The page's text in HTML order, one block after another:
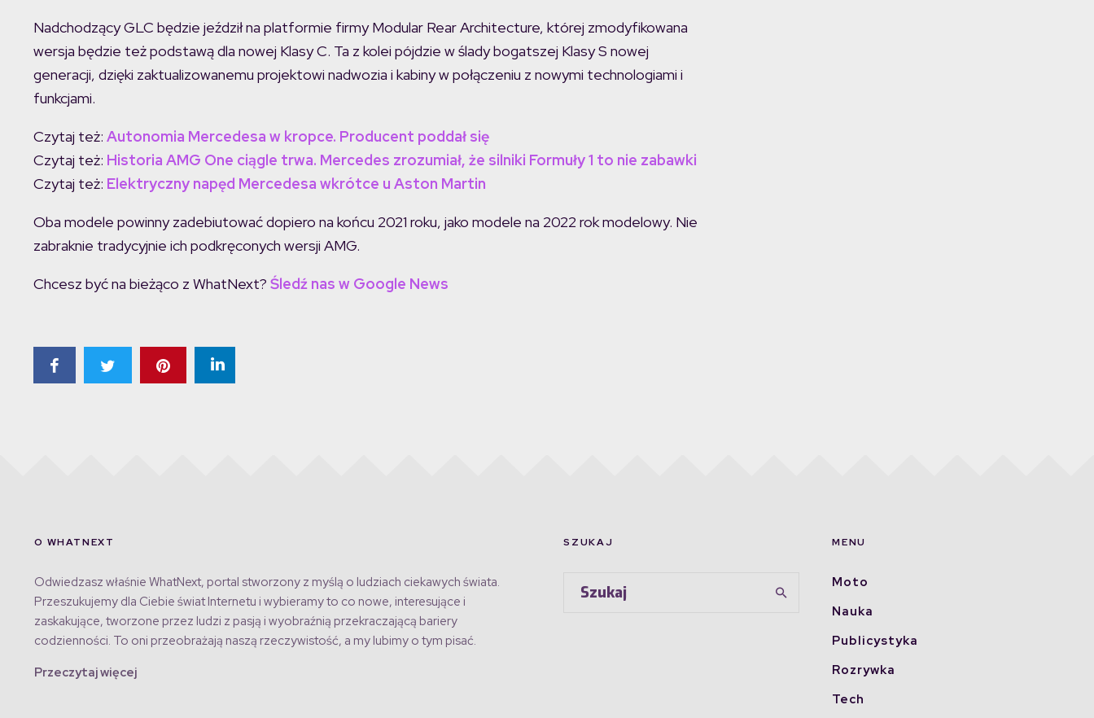
Nadchodzący GLC będzie jeździł na platformie firmy Modular Rear Architecture, której zmodyfikowana
wersja będzie też podstawą dla nowej Klasy C. Ta z kolei pójdzie w ślady bogatszej Klasy S nowej
generacji, dzięki zaktualizowanemu projektowi nadwozia i kabiny w połączeniu z nowymi technologiami i
funkcjami.
Czytaj też: Autonomia Mercedesa w kropce. Producent poddał się
Czytaj też: Historia AMG One ciągle trwa. Mercedes zrozumiał, że silniki Formuły 1 to nie zabawki
Czytaj też: Elektryczny napęd Mercedesa wkrótce u Aston Martin
Oba modele powinny zadebiutować dopiero na końcu 2021 roku, jako modele na 2022 rok modelowy. Nie
zabraknie tradycyjnie ich podkręconych wersji AMG.
Chcesz być na bieżąco z WhatNext? Śledź nas w Google News
O WHATNEXT
Odwiedzasz właśnie WhatNext, portal stworzony z myślą o ludziach ciekawych świata.
Przeszukujemy dla Ciebie świat Internetu i wybieramy to co nowe, interesujące i
zaskakujące, tworzone przez ludzi z pasją i wyobraźnią przekraczającą bariery
codzienności. To oni przeobrażają naszą rzeczywistość, a my lubimy o tym pisać.
Przeczytaj więcej
SZUKAJ MENU
Moto
Nauka
Publicystyka
Rozrywka
Tech